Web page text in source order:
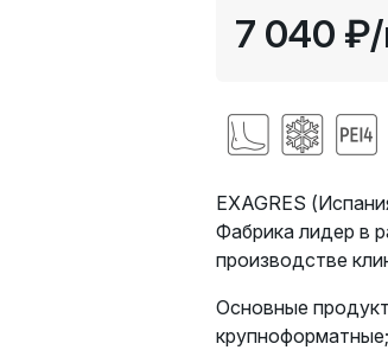
7 040 ₽
EXAGRES
Фабрика лидер в
производстве
Основные
крупноформатные;